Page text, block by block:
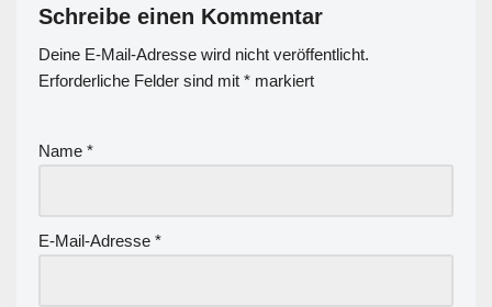
Schreibe einen Kommentar
Deine E-Mail-Adresse wird nicht veröffentlicht.
Erforderliche Felder sind mit * markiert
Name *
E-Mail-Adresse *